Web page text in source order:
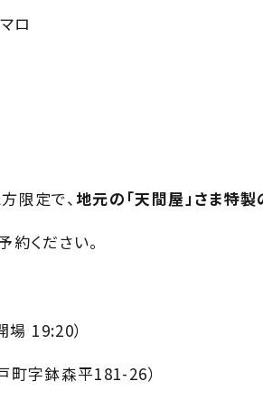
ロ
限定で、 地元の「天間屋」さま特
ください。
場 19:20）
町字鉢森平181-26）